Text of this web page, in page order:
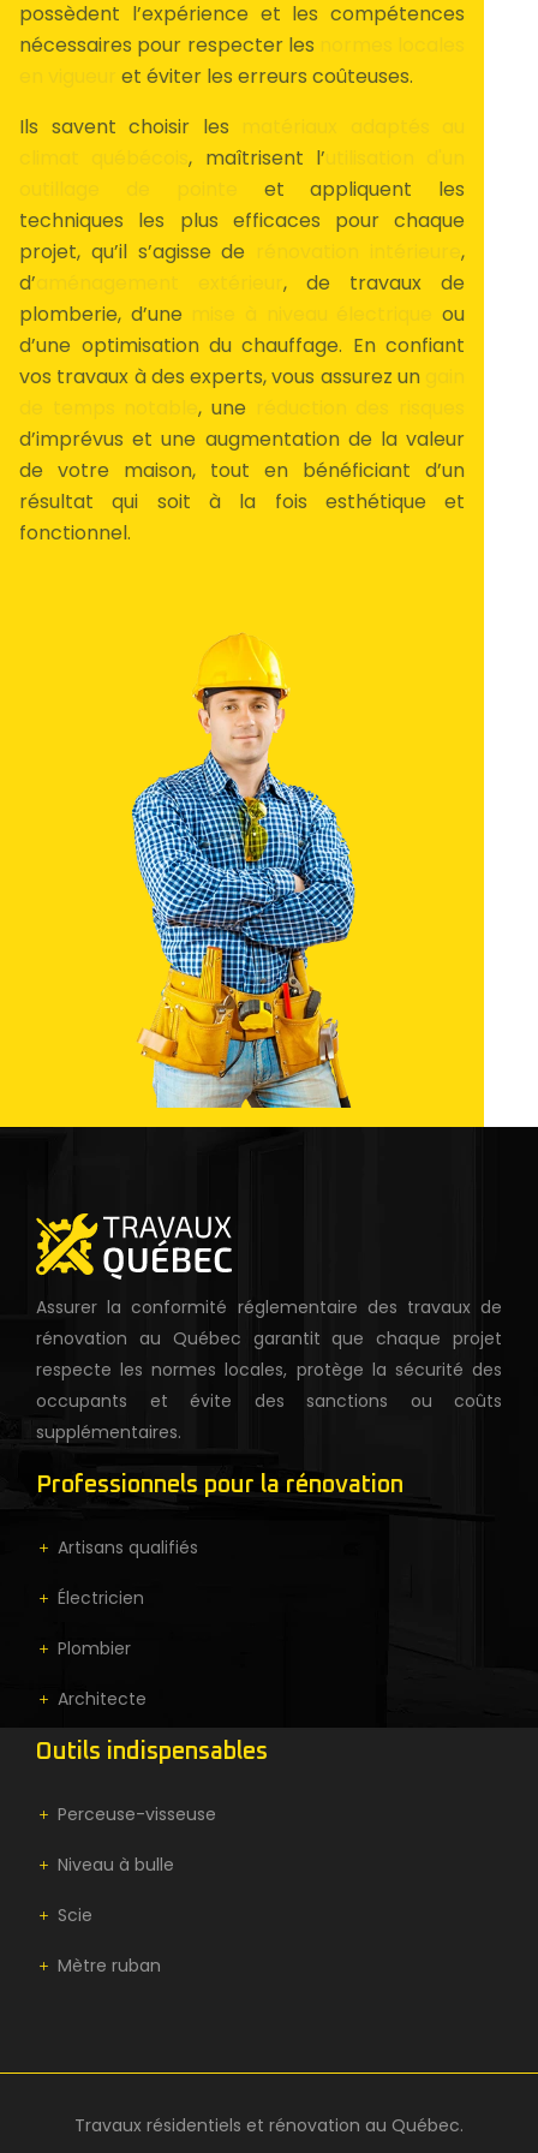
possèdent l’expérience et les compétences
nécessaires pour respecter les
et éviter les erreurs coûteuses.
Ils savent choisir les
climat québécois, maîtrisent l’
et appliquent les
techniques les plus efficaces pour chaque
projet, qu’il s’agisse de
rénovation intérieure,
d’ aménagement extérieur, de travaux de
plomberie, d’une
ou
d’une optimisation du chauffage. En confiant
vos travaux à des experts, vous assurez un
de temps notable, une
d’imprévus et une augmentation de la valeur
de votre maison, tout en bénéficiant d’un
résultat qui soit à la fois esthétique et
fonctionnel.
Assurer la conformité réglementaire des travaux de
rénovation au Québec garantit que chaque projet
respecte les normes locales, protège la sécurité des
occupants et évite des sanctions ou coûts
supplémentaires.
Professionnels pour la rénovation
Artisans qualifiés
Électricien
Plombier
Architecte
Outils indispensables
Perceuse-visseuse
Niveau à bulle
Scie
Mètre ruban
Travaux résidentiels et rénovation au Québec.